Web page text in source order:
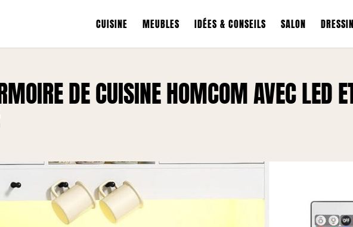
CUISINE MEUBLES IDÉES & CONSEILS SALON
DE CUISINE HOMCOM AVEC LED